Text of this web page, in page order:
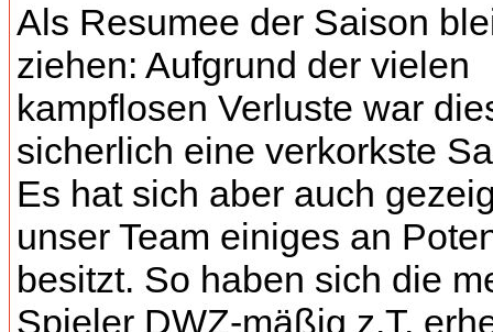
Als Resumee der Saison
ziehen: Aufgrund der vielen
kampflosen Verluste war
sicherlich eine verkorkste
Es hat sich aber auch
unser Team einiges an
besitzt. So haben sich die
Spieler DWZ-mäßig z.T.